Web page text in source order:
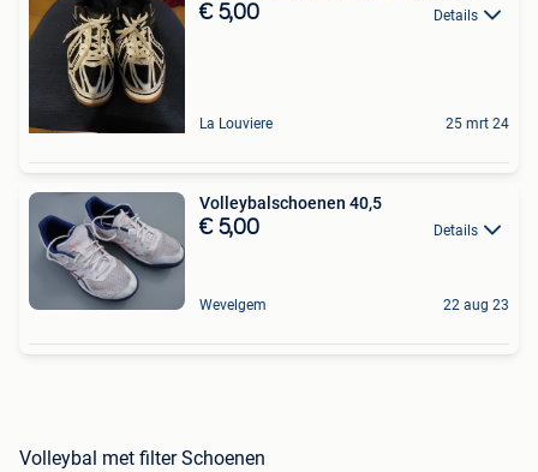
€ 5,00 Details
La Louviere 25 mrt 24
Volleybalschoenen 40,5
€ 5,00 Details
Wevelgem 22 aug 23
Volleybal met filter Schoenen